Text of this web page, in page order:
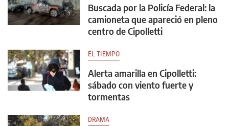
Buscada por la Policía Federal: la
camioneta que apareció en pleno
centro de Cipolletti
EL TIEMPO
Alerta amarilla en Cipolletti:
sábado con viento fuerte y
tormentas
DRAMA